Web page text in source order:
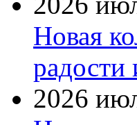
Новая
радости
2026